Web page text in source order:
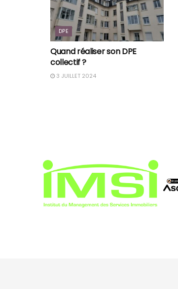
DPE
Quand réaliser son DPE
collectif ?
3 JUILLET 2024